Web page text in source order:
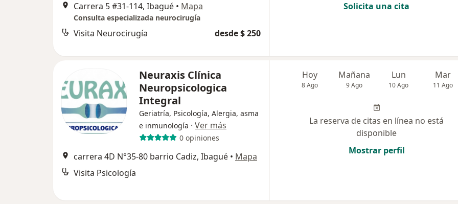
Carrera 5 #31-114, Ibagué • Mapa
Consulta especializada neurocirugía
Visita Neurocirugía desde $ 250
Solicita una cita
Neuraxis Clínica
Neuropsicologica
Integral
Geriatría, Psicología, Alergia, asma
e inmunología · Ver más
0 opiniones
carrera 4D N°35-80 barrio Cadiz, Ibagué • Mapa
Visita Psicología
Hoy
8 Ago
Mañana
9 Ago
Lun
10 Ago
Mar
11 Ago
La reserva de citas en línea no está
disponible
Mostrar perfil